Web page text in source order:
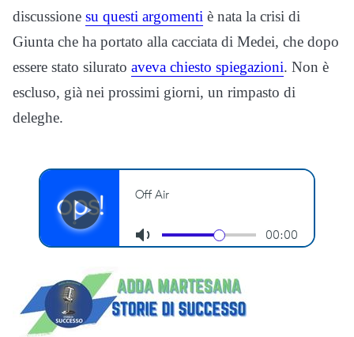
discussione su questi argomenti è nata la crisi di
Giunta che ha portato alla cacciata di Medei, che dopo
essere stato silurato aveva chiesto spiegazioni. Non è
escluso, già nei prossimi giorni, un rimpasto di
deleghe.